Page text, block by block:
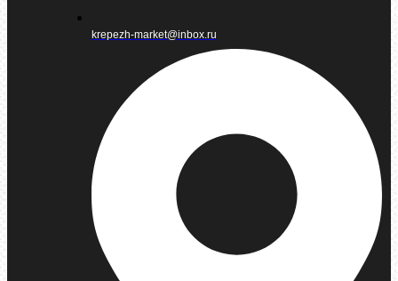
krepezh-market@inbox.ru